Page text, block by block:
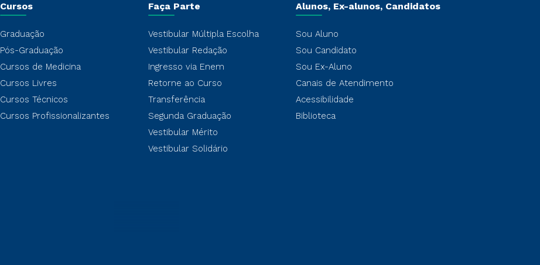
Cursos
Graduação
Pós-Graduação
Cursos de Medicina
Cursos Livres
Cursos Técnicos
Cursos Profissionalizantes
Faça Parte
Vestibular Múltipla Escolha
Vestibular Redação
Ingresso via Enem
Retorne ao Curso
Transferência
Segunda Graduação
Vestibular Mérito
Vestibular Solidário
Alunos, Ex-alunos, Candidatos
Sou Aluno
Sou Candidato
Sou Ex-Aluno
Canais de Atendimento
Acessibilidade
Biblioteca